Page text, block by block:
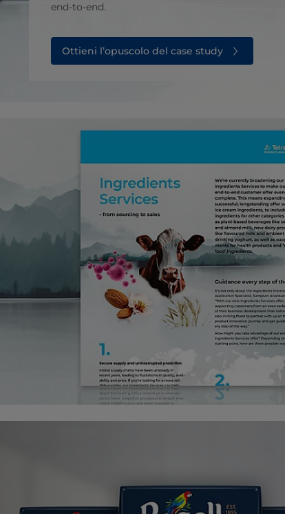
end-to-end.
Ottieni l’opuscolo del case study